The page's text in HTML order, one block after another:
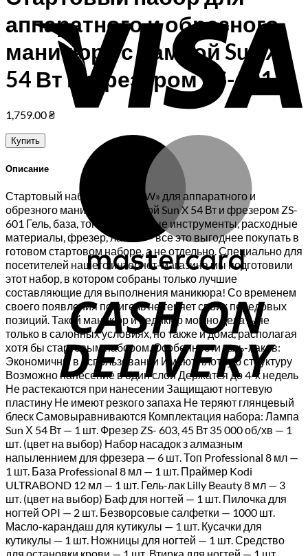
аппаратного и обрезного
маникюра с лампой Sun X
54 Вт и фрезером ZS-601
1,759.00₴
Купить
Описание
Стартовый набор «RAINBOW» для аппаратного и
обрезного маникюра с лампой Sun X 54 Вт и фрезером ZS-
601 Гель, база, топ, маникюрные инструменты, расходные
материалы, фрезер, лампа — все это выгоднее покупать в
готовом стартовом наборе, а не отдельно. Специально для
посетителей нашего интернет-магазина мы подготовили
этот набор, в котором собраны только лучшие
составляющие для выполнения маникюра! Со временем
своего появления полигель не теряет своих передовых
позиций. Такой маникюр и педикюр можно делать не
только в салонных условиях, но также и дома, располагая
хотя бы стартовым набором. Особенности гель-лаков:
Экономичны в использовании Имеют плотную структуру
Возможно нанесение в один слой Держатся до 4-х недель
Не растекаются при нанесении Защищают ногтевую
пластину Не имеют резкого запаха Не теряют глянцевый
блеск Самовыравниваются Комплектация набора: Лампа
Sun Х 54 Вт — 1 шт. Фрезер ZS- 603, 45 Вт 35 000 об/хв — 1
шт. (цвет на выбор) Набор насадок з алмазным
напыленнием для фрезера — 6 шт. Топ Professional 8 мл —
1 шт. База Professional 8 мл — 1 шт. Праймер Kodi
ULTRABOND 12 мл — 1 шт. Гель-лак Lilly Beauty 8 мл — 3
шт. (цвет на выбор) Баф для ногтей — 1 шт. Пилочка для
ногтей OPI — 2 шт. Безворсовые салфетки — 1000 шт.
Масло-карандаш для кутикулы — 1 шт. Кусачки для
кутикулы — 1 шт. Ножницы для ногтей — 1 шт. Средство